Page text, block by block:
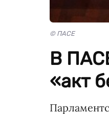
© ПАСЕ
В
«акт